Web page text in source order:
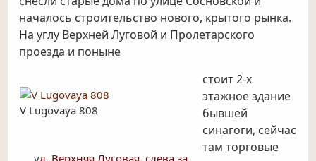
началось строительство нового, крытого рынка.
На углу Верхней Луговой и Пролетарского
проезда и поныне
V Lugovaya 808
стоит 2-х
этажное здание
бывшей
синагоги, сейчас
там торговые